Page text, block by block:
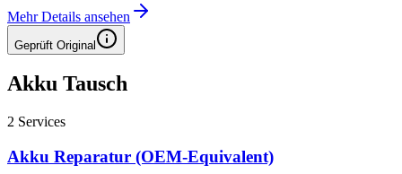
Mehr Details ansehen
Geprüft Original
Akku Tausch
2 Services
Akku Reparatur (OEM-Equivalent)